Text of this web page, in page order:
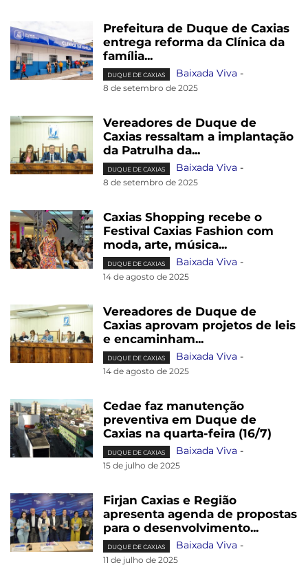
Prefeitura de Duque de Caxias
entrega reforma da Clínica da
família...
DUQUE DE CAXIAS Baixada Viva -
8 de setembro de 2025
Vereadores de Duque de
Caxias ressaltam a implantação
da Patrulha da...
DUQUE DE CAXIAS Baixada Viva -
8 de setembro de 2025
Caxias Shopping recebe o
Festival Caxias Fashion com
moda, arte, música...
DUQUE DE CAXIAS Baixada Viva -
14 de agosto de 2025
Vereadores de Duque de
Caxias aprovam projetos de leis
e encaminham...
DUQUE DE CAXIAS Baixada Viva -
14 de agosto de 2025
Cedae faz manutenção
preventiva em Duque de
Caxias na quarta-feira (16/7)
DUQUE DE CAXIAS Baixada Viva -
15 de julho de 2025
Firjan Caxias e Região
apresenta agenda de propostas
para o desenvolvimento...
DUQUE DE CAXIAS Baixada Viva -
11 de julho de 2025